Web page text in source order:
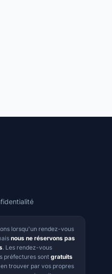
lorsqu'un rendez-vous
nous ne réservons pas
. Les rendez-vous
préfectures sont gratuits
trouver par vos propres